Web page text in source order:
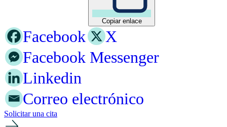
Copiar enlace
Facebook
X
Facebook Messenger
Linkedin
Correo electrónico
Solicitar una cita